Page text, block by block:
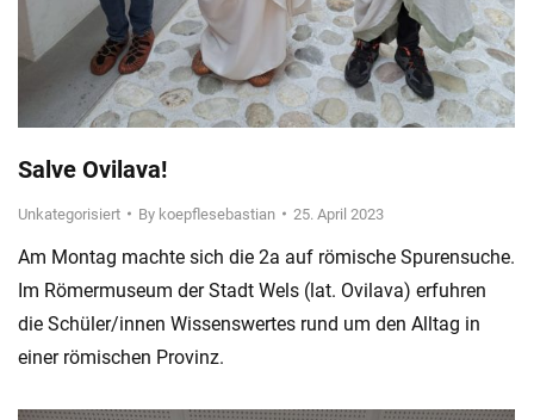
Salve Ovilava!
Unkategorisiert By koepflesebastian 25. April 2023
Am Montag machte sich die 2a auf römische Spurensuche.
Im Römermuseum der Stadt Wels (lat. Ovilava) erfuhren
die Schüler/innen Wissenswertes rund um den Alltag in
einer römischen Provinz.